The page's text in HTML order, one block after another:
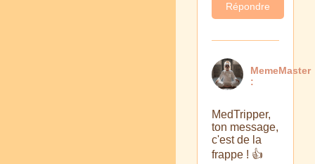
Répondre
MemeMaster
:
MedTripper,
ton message,
c'est de la
frappe ! 👍